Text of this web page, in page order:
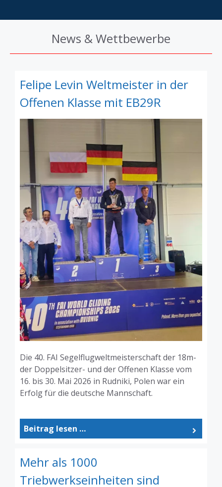
News & Wettbewerbe
Felipe Levin Weltmeister in der
Offenen Klasse mit EB29R
Die 40. FAI Segelflugweltmeisterschaft der 18m-
der Doppelsitzer- und der Offenen Klasse vom
16. bis 30. Mai 2026 in Rudniki, Polen war ein
Erfolg für die deutsche Mannschaft.
Beitrag lesen …
Mehr als 1000
Triebwerkseinheiten sind